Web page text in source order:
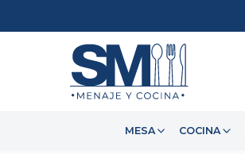
MESA COCINA